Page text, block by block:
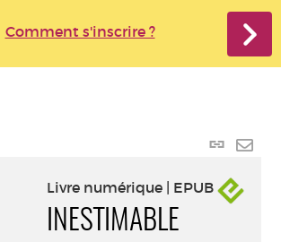
Comment s'inscrire ?
Lien
Livre numérique | EPUB
INESTIMABLE